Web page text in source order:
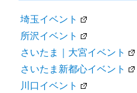
埼玉イベント
所沢イベント
さいたま｜大宮イベント
さいたま新都心イベント
川口イベント